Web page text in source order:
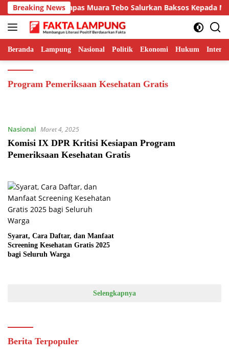
Langsung
ke
konten
Breaking News
Jalanin Sinergi, Lapas Muara Tebo Salurkan Baksos Kepada
Beranda Lampung Nasional Politik Ekonomi Hukum
Program Pemeriksaan Kesehatan Gratis
Nasional Maret 4, 2025
Komisi IX DPR Kritisi Kesiapan Program
Pemeriksaan Kesehatan Gratis
Syarat, Cara Daftar, dan Manfaat
Screening Kesehatan Gratis 2025
bagi Seluruh Warga
Selengkapnya
Berita Terpopuler